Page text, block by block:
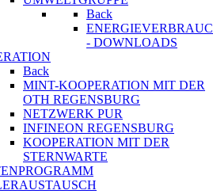
Back
- DOWNLOADS
Back
MINT-KOOPERATION MIT DER
OTH REGENSBURG
NETZWERK PUR
INFINEON REGENSBURG
KOOPERATION MIT DER
STERNWARTE